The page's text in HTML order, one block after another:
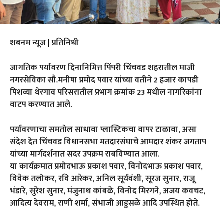
शबनम न्यूज | प्रतिनिधी
जागतिक पर्यावरण दिनानिमित्त पिंपरी चिंचवड शहरातील माजी
नगरसेविका सौ.मनीषा प्रमोद पवार यांच्या वतीने 2 हजार कापडी
पिशव्या थेरगाव परिसरातील प्रभाग क्रमांक 23 मधील नागरिकांना
वाटप करण्यात आले.
पर्यावरणाचा समतोल साधावा प्लास्टिकचा वापर टाळावा, असा
संदेश देत चिंचवड विधानसभा मतदारसंघाचे आमदार शंकर जगताप
यांच्या मार्गदर्शनात सदर उपक्रम राबविण्यात आला.
या कार्यक्रमात प्रमोदभाऊ प्रकाश पवार, विनोदभाऊ प्रकाश पवार,
विवेक तलोकर, रवि आरेकर, अनिल सूर्यवंशी, सूरज सुनार, राजू
भंडारे, सुरेश सुनार, मंजुनाथ कांबळे, विनोद मिरगने, अजय कवचट,
आदित्य देवराम, राणी शर्मा, संभाजी आडुसळे आदि उपस्थित होते.